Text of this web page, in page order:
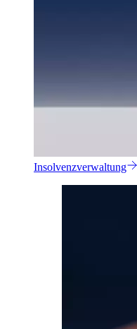
Insolvenzverwaltung